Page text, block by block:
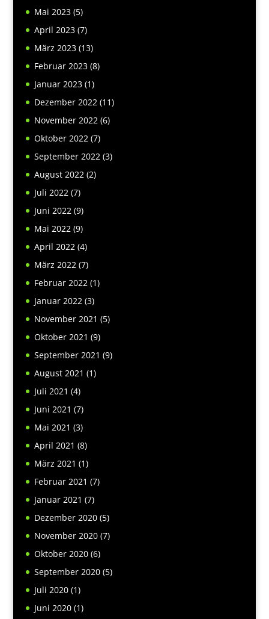
Mai 2023(5)
April 2023(7)
März 2023(13)
Februar 2023(8)
Januar 2023(1)
Dezember 2022(11)
November 2022(6)
Oktober 2022(7)
September 2022(3)
August 2022(2)
Juli 2022(7)
Juni 2022(9)
Mai 2022(9)
April 2022(4)
März 2022(7)
Februar 2022(1)
Januar 2022(3)
November 2021 (5)
Oktober 2021 (9)
September 2021 (9)
August 2021 (1)
Juli 2021 (4)
Juni 2021 (7)
Mai 2021 (3)
April 2021 (8)
März 2021 (1)
Februar 2021 (7)
Januar 2021 (7)
Dezember 2020(5)
November 2020(7)
Oktober 2020(6)
September 2020(5)
Juli 2020(1)
Juni 2020(1)